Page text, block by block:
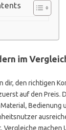
im
dir, den richtigen
auf den Preis.
Vergleiche machen